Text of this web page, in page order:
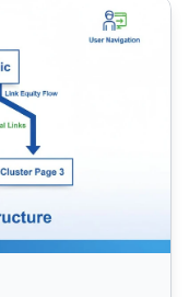
améliore le SEO